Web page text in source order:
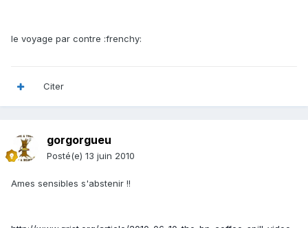
le voyage par contre :frenchy:
Citer
gorgorgueu
Posté(e) 13 juin 2010
Ames sensibles s'abstenir !!